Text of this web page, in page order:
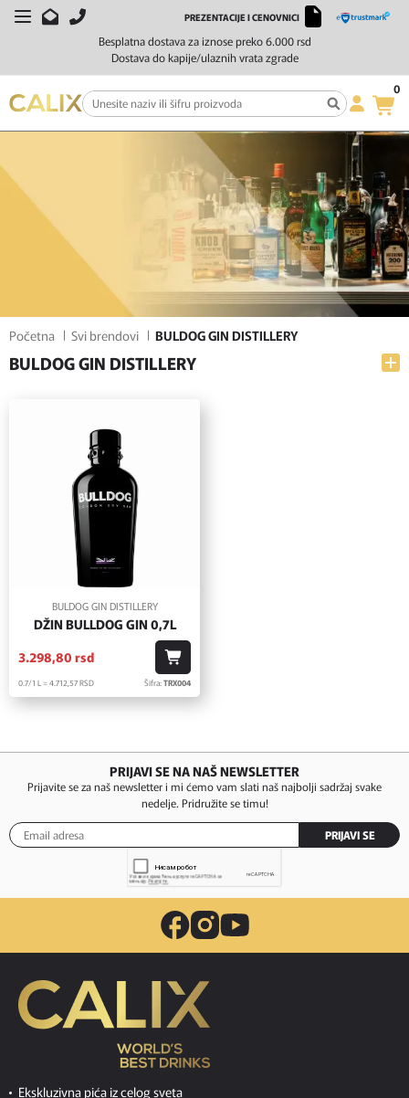
Besplatna dostava za iznose preko 6.000 rsd
Dostava do kapije/ulaznih vrata zgrade
PREZENTACIJE I CENOVNICI
0
Početna Svi brendovi BULDOG GIN DISTILLERY
BULDOG GIN DISTILLERY
FILTERI
SORTIRAJ
BULDOG GIN DISTILLERY
DŽIN BULLDOG GIN 0,7L
3.298,80 rsd
0.7/1 L = 4.712,57RSD Šifra:TRX004
PRIJAVI SE NA NAŠ NEWSLETTER
Prijavite se za naš newsletter i mi ćemo vam slati naš najbolji sadržaj svake
nedelje. Pridružite se timu!
PRIJAVI SE
Ekskluzivna pića iz celog sveta